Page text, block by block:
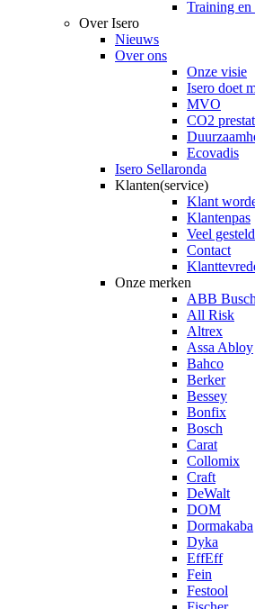
Training
Over Isero
Nieuws
Over ons
Onze visie
Isero doet
MVO
CO2
Ecovadis
Isero Sellaronda
Klanten(service)
Klant
Klantenpas
Veel
Contact
Onze merken
ABB
All Risk
Altrex
Assa Abloy
Bahco
Berker
Bessey
Bonfix
Bosch
Carat
Collomix
Craft
DeWalt
DOM
Dormakaba
Dyka
EffEff
Fein
Festool